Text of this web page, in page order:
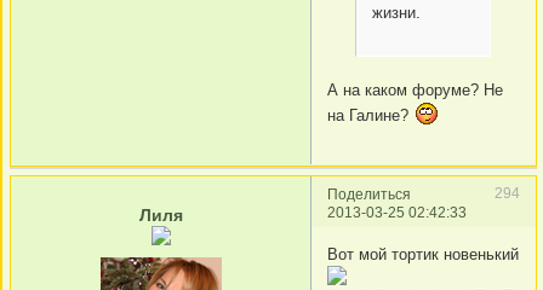
жизни.
А на каком форуме? Не
на Галине?
Поделиться
294
2013-03-25 02:42:33
Лиля
Вот мой тортик новенький